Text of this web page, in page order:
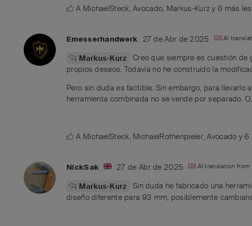
A MichaelSteck,Avocado, Markus-Kurz y6 más
Emesserhandwerk 27 de Abr de 2025 AI
Markus-Kurz
Creo que siempre es cuestión de
propios deseos. Todavía no he construido la
Pero sin duda es factible. Sin embargo, para llevarlo
herramienta combinada no se vende por separado.
A MichaelSteck, MichaelRothenpieler,Avocado y6
NickSak 27 de Abr de 2025 AI translation from
Markus-Kurz
Sin duda he fabricado una
diseño diferente para 93 mm, posiblemente